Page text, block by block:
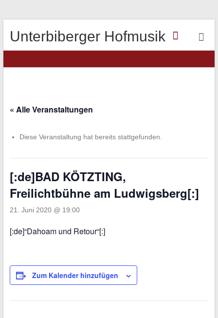
Unterbiberger Hofmusik
« Alle Veranstaltungen
Diese Veranstaltung hat bereits stattgefunden.
[:de]BAD KÖTZTING,
Freilichtbühne am Ludwigsberg[:]
21. Juni 2020 @ 19:00
[:de]“Dahoam und Retour“[:]
Zum Kalender hinzufügen